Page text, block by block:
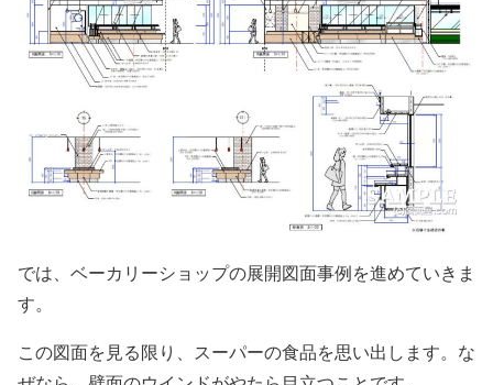
では、ベーカリーショップの展開図面事例を進めていきま
す。
この図面を見る限り、スーパーの食品を思い出します。な